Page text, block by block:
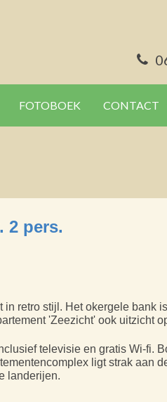
FOTOBOEK CONTACT
2 pers.
retro stijl. Het okergele bank
'Zeezicht' ook uitzicht
televisie en gratis Wi-fi.
ligt strak aan
landerijen.